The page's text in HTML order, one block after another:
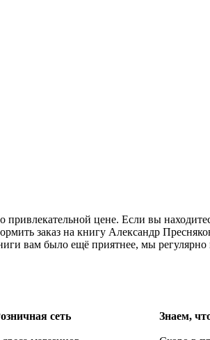
привлекательной цене. Если вы
заказ на книгу Александр
вам было ещё приятнее, мы
сеть Знаем,